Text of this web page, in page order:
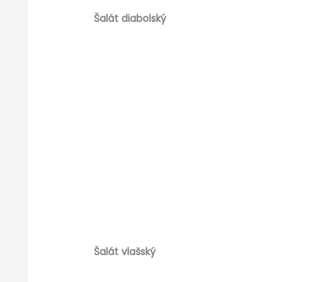
Šalát diabolský
Šalát vlašský